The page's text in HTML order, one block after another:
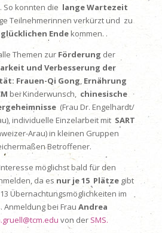
. So konnten die lange Wartezeit
Teilnehmerinnen verkürzt und zu
glücklichen Endekommen. .
Themen zur Förderung der
und Verbesserung der
Frauen-Qi Gong, Ernährung
bei Kinderwunsch, chinesische
(Frau Dr. Engelhardt/
individuelle Einzelarbeit mit SART
Arau) in kleinen Gruppen
Betroffener.
möglichst bald für den
da es nur je 15 Plätze gibt
Übernachtungsmöglichkeiten im
Anmeldung bei FrauAndrea
von der SMS.